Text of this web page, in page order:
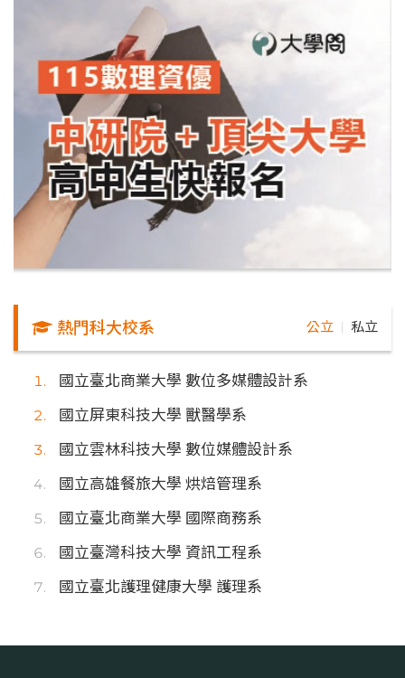
熱門科大校系 公立 私立
國立臺北商業大學 數位多媒體設計系
國立屏東科技大學 獸醫學系
國立雲林科技大學 數位媒體設計系
國立高雄餐旅大學 烘焙管理系
國立臺北商業大學 國際商務系
國立臺灣科技大學 資訊工程系
國立臺北護理健康大學 護理系